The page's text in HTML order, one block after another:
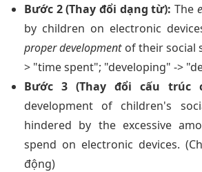
Bước 2 (Thay đổi dạng từ): The
by children on electronic
proper developmentof their social
> "time spent"; "developing" ->
Bước 3 (Thay đổi cấu trúc
development of children's
hindered by the excessive
spend on electronic devices.
động)